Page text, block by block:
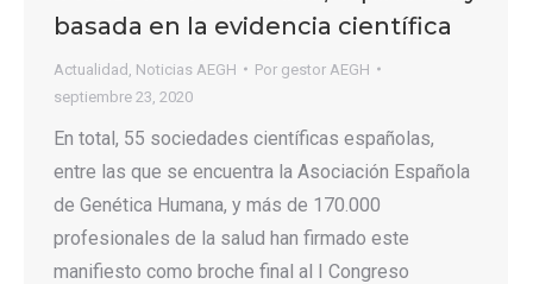
basada en la evidencia científica
Actualidad Noticias AEGH Por gestor AEGH
septiembre 23, 2020
En total, 55 sociedades científicas españolas,
entre las que se encuentra la Asociación Española
de Genética Humana, y más de 170.000
profesionales de la salud han firmado este
manifiesto como broche final al I Congreso